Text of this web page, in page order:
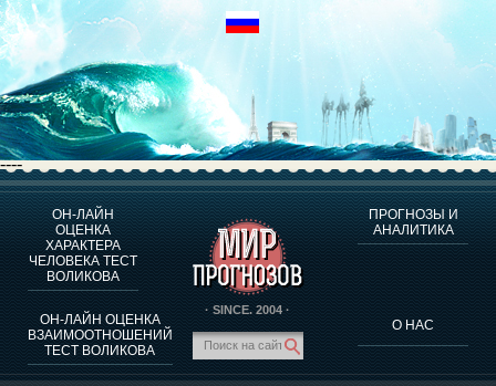
----
ОН-ЛАЙН
ОЦЕНКА
ХАРАКТЕРА
ЧЕЛОВЕКА ТЕСТ
ВОЛИКОВА
ОН-ЛАЙН ОЦЕНКА
ВЗАИМООТНОШЕНИЙ
ТЕСТ ВОЛИКОВА
· SINCE. 2004 ·
ПРОГНОЗЫ И
АНАЛИТИКА
О НАС
О ПРОГРАММЕ
ОЦЕНКА ХАРАКТЕРA ЧЕЛОВЕКА
ОЦЕНКА ХАРАКТЕРА ВЫДАЮЩИХСЯ ЛИЧНОСТЕЙ
О ПРОГРАММЕ
ТЕСТ НА СОВМЕСТИМОСТЬ ВОЛИКОВА
ПРОГНОЗЫ И АНАЛИТИКА